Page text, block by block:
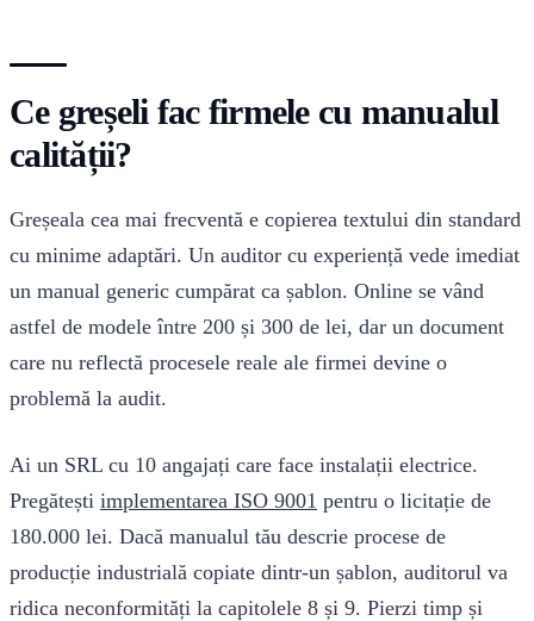
Ce greșeli fac firmele cu manualul
calității?
Greșeala cea mai frecventă e copierea textului din standard
cu minime adaptări. Un auditor cu experiență vede imediat
un manual generic cumpărat ca șablon. Online se vând
astfel de modele între 200 și 300 de lei, dar un document
care nu reflectă procesele reale ale firmei devine o
problemă la audit.
Ai un SRL cu 10 angajați care face instalații electrice.
Pregătești implementarea ISO 9001 pentru o licitație de
180.000 lei. Dacă manualul tău descrie procese de
producție industrială copiate dintr-un șablon, auditorul va
ridica neconformități la capitolele 8 și 9. Pierzi timp și